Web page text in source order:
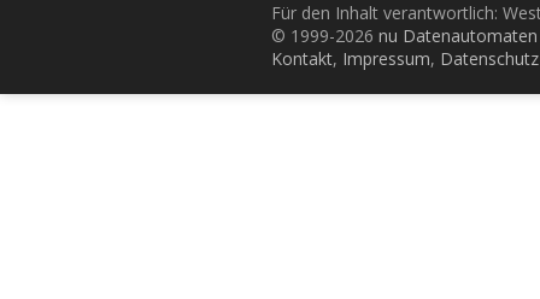
Für den Inhalt verantwortlich:
© 1999-2026 nu
Kontakt, Impressum, Datenschutz